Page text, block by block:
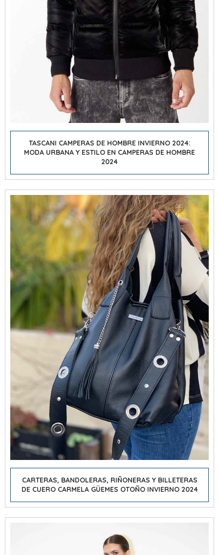
TASCANI CAMPERAS DE HOMBRE INVIERNO 2024:
MODA URBANA Y ESTILO EN CAMPERAS DE HOMBRE
2024
CARTERAS, BANDOLERAS, RIÑONERAS Y BILLETERAS
DE CUERO CARMELA GÜEMES OTOÑO INVIERNO 2024